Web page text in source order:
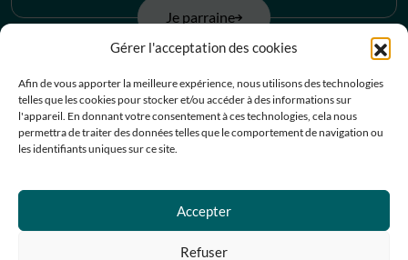
Gérer l'acceptation des cookies
Afin de vous apporter la meilleure expérience, nous utilisons des technologies
telles que les cookies pour stocker et/ou accéder à des informations sur
l'appareil. En donnant votre consentement à ces technologies, cela nous
permettra de traiter des données telles que le comportement de navigation ou
les identifiants uniques sur ce site.
Accepter
Refuser
Je parraine
Découvrez nos
offres d’emplois
Contactez-nous
Prendre RDV